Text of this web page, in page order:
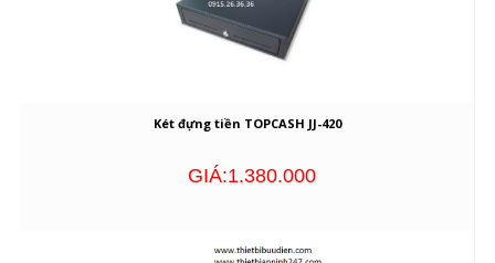
Két đựng tiền TOPCASH JJ-420
GIÁ:1.380.000